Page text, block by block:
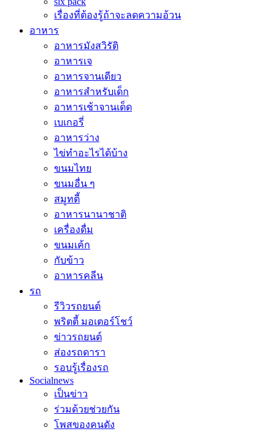
เรื่องที่ต้องรู้ถ้าจะลดความอ้วน
อาหาร
อาหารมังสวิรัติ
อาหารเจ
อาหารจานเดียว
อาหารสำหรับเด็ก
อาหารเช้าจานเด็ด
เบเกอรี่
อาหารว่าง
ไข่ทำอะไรได้บ้าง
ขนมไทย
ขนมอื่น ๆ
สมูทตี้
อาหารนานาชาติ
เครื่องดื่ม
ขนมเค้ก
กับข้าว
อาหารคลีน
รถ
รีวิวรถยนต์
พริตตี้ มอเตอร์โชว์
ข่าวรถยนต์
ส่องรถดารา
รอบรู้เรื่องรถ
Socialnews
เป็นข่าว
ร่วมด้วยช่วยกัน
โพสของคนดัง